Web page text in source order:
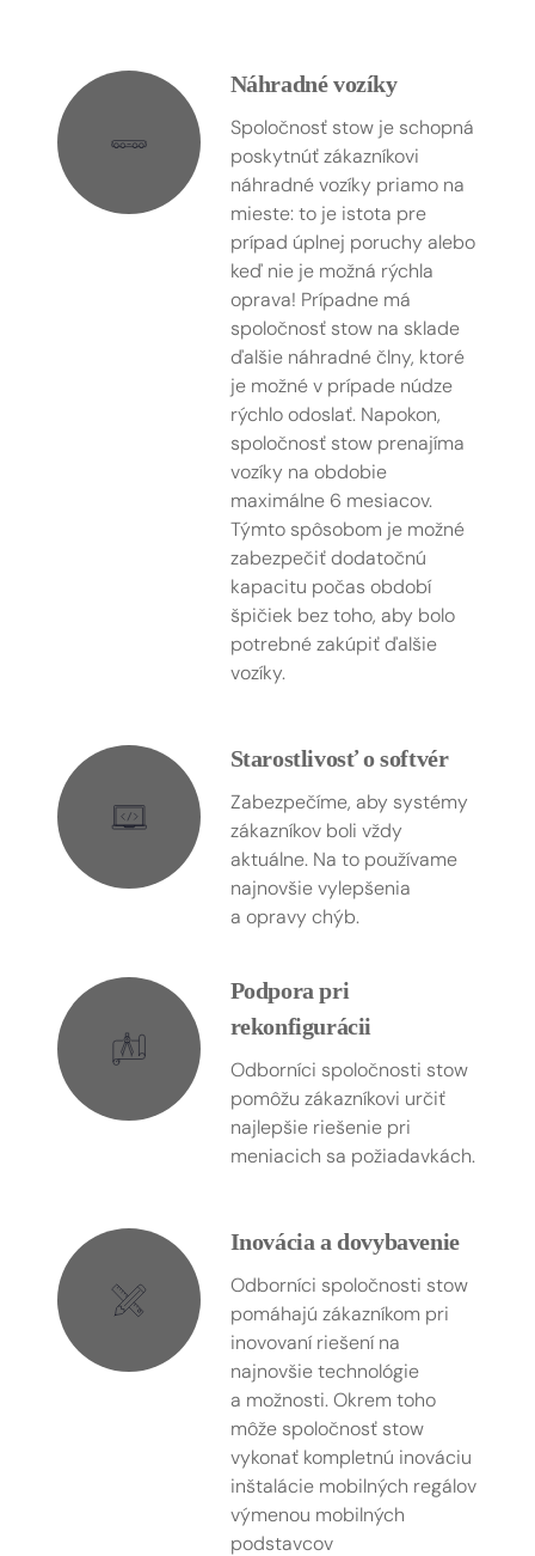
Náhradné vozíky
Spoločnosť stow je schopná
poskytnúť zákazníkovi
náhradné vozíky priamo na
mieste: to je istota pre
prípad úplnej poruchy alebo
keď nie je možná rýchla
oprava! Prípadne má
spoločnosť stow na sklade
ďalšie náhradné člny, ktoré
je možné v prípade núdze
rýchlo odoslať. Napokon,
spoločnosť stow prenajíma
vozíky na obdobie
maximálne 6 mesiacov.
Týmto spôsobom je možné
zabezpečiť dodatočnú
kapacitu počas období
špičiek bez toho, aby bolo
potrebné zakúpiť ďalšie
vozíky.
Starostlivosť o softvér
Zabezpečíme, aby systémy
zákazníkov boli vždy
aktuálne. Na to používame
najnovšie vylepšenia
a opravy chýb.
Podpora pri
rekonfigurácii
Odborníci spoločnosti stow
pomôžu zákazníkovi určiť
najlepšie riešenie pri
meniacich sa požiadavkách.
Inovácia a dovybavenie
Odborníci spoločnosti stow
pomáhajú zákazníkom pri
inovovaní riešení na
najnovšie technológie
a možnosti. Okrem toho
môže spoločnosť stow
vykonať kompletnú inováciu
inštalácie mobilných regálov
výmenou mobilných
podstavcov